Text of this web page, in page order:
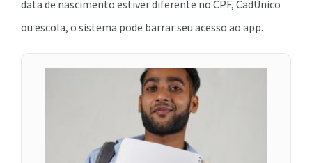
data de nascimento estiver diferente no CPF, CadÚnico
ou escola, o sistema pode barrar seu acesso ao app.